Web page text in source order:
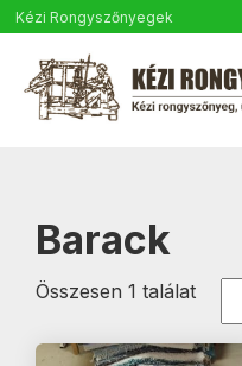
Kézi Rongyszőnyegek
Barack
Összesen 1 találat